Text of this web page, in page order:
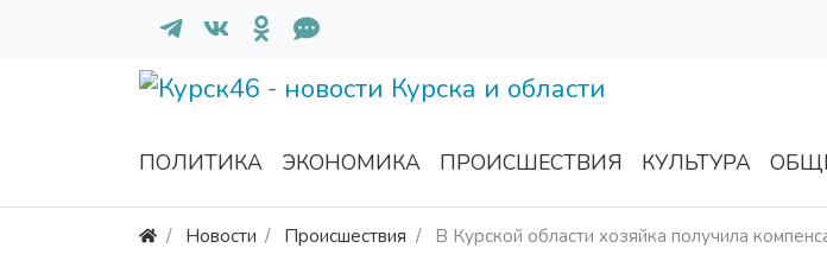
ПОЛИТИКА ЭКОНОМИКА ПРОИСШЕСТВИЯ КУЛЬТУРА
Новости Происшествия В Курской области хозяйка получила